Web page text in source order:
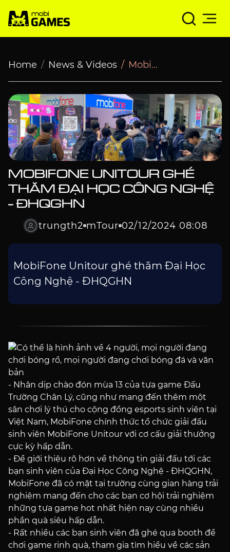
Home News & Videos MobiFone Unitour ghé thăm Đại Học Công Nghệ - ĐHQGHN
MOBIFONE UNITOUR GHÉ
THĂM ĐẠI HỌC CÔNG NGHỆ
- ĐHQGHN
trungth2 mTour 02/12/2024 08:08
MobiFone Unitour ghé thăm Đại Học
Công Nghệ - ĐHQGHN
- Nhân dịp chào đón mùa 13 của tựa game Đấu
Trường Chân Lý, cũng như mang đến thêm một
sân chơi lý thú cho cộng đồng esports sinh viên tại
Việt Nam, MobiFone chính thức tổ chức giải đấu
sinh viên MobiFone Unitour với cơ cấu giải thưởng
cực kỳ hấp dẫn.
- Để giới thiệu rõ hơn về thông tin giải đấu tới các
bạn sinh viên của Đại Học Công Nghệ - ĐHQGHN,
MobiFone đã có mặt tại trường cùng gian hàng trải
nghiệm mang đến cho các bạn cơ hội trải nghiệm
những tựa game hot nhất hiện nay cùng nhiều
phần quà siêu hấp dẫn.
- Rất nhiều các bạn sinh viên đã ghé qua booth để
chơi game rinh quà, tham gia tìm hiểu về các sản